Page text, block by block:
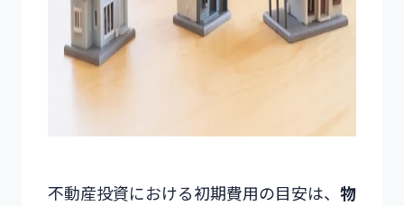
不動産投資における初期費用の目安は、 物